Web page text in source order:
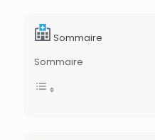
Sommaire
Sommaire